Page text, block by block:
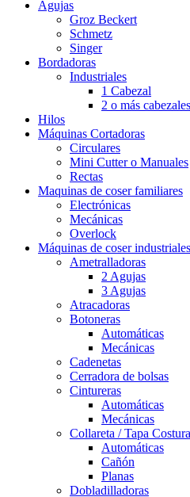
Agujas
Groz Beckert
Schmetz
Singer
Bordadoras
Industriales
1 Cabezal
2 o más cabezales
Hilos
Máquinas Cortadoras
Circulares
Mini Cutter o Manuales
Rectas
Maquinas de coser familiares
Electrónicas
Mecánicas
Overlock
Máquinas de coser industriales
Ametralladoras
2 Agujas
3 Agujas
Atracadoras
Botoneras
Automáticas
Mecánicas
Cadenetas
Cerradora de bolsas
Cintureras
Automáticas
Mecánicas
Collareta / Tapa Costura
Automáticas
Cañón
Planas
Dobladilladoras